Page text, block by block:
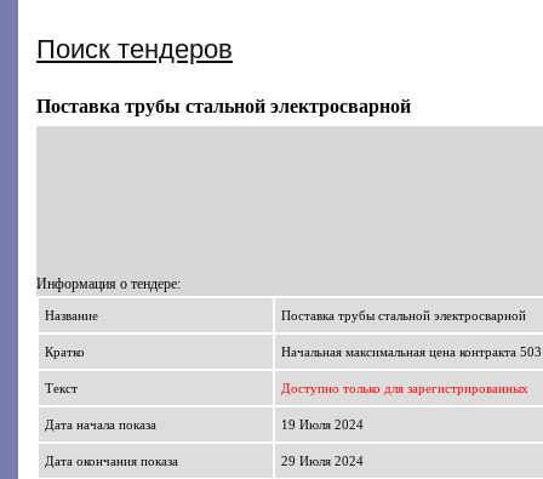
Поиск тендеров
Поставка трубы стальной электросварной
Информация о тендере:
Название Поставка трубы стальной электросварной
Кратко Начальная максимальная цена контракта
Текст Доступно только для зарегистрированных
Дата начала показа 19 Июля 2024
Дата окончания показа 29 Июля 2024